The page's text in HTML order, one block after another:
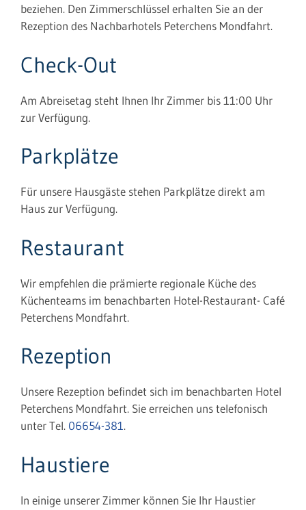
beziehen. Den Zimmerschlüssel erhalten Sie an der
Rezeption des Nachbarhotels Peterchens Mondfahrt.
Check-Out
Am Abreisetag steht Ihnen Ihr Zimmer bis 11:00 Uhr
zur Verfügung.
Parkplätze
Für unsere Hausgäste stehen Parkplätze direkt am
Haus zur Verfügung.
Restaurant
Wir empfehlen die prämierte regionale Küche des
Küchenteams im benachbarten Hotel-Restaurant- Café
Peterchens Mondfahrt.
Rezeption
Unsere Rezeption befindet sich im benachbarten Hotel
Peterchens Mondfahrt. Sie erreichen uns telefonisch
unter Tel. 06654-381.
Haustiere
In einige unserer Zimmer können Sie Ihr Haustier